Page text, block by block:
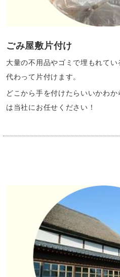
ごみ屋敷片付け
大量の不用品やゴミで埋もれて
代わって片付けます。
どこから手を付けたらいいかわ
は当社にお任せください！